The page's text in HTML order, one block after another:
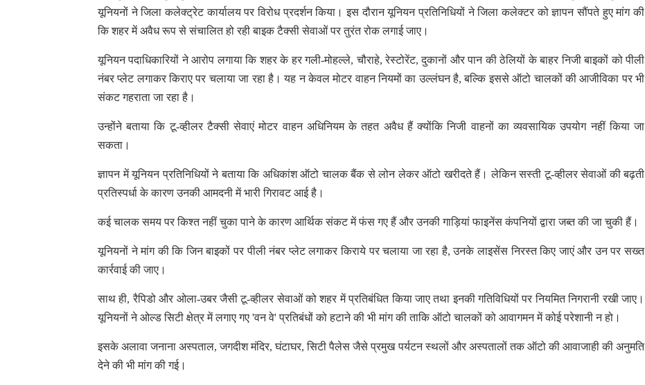
यूनियनों ने जिला कलेक्ट्रेट कार्यालय पर विरोध प्रदर्शन किया। इस दौरान यूनियन प्रतिनिधियों ने जिला कलेक्टर को ज्ञापन सौंपते हुए मांग की
कि शहर में अवैध रूप से संचालित हो रही बाइक टैक्सी सेवाओं पर तुरंत रोक लगाई जाए।
यूनियन पदाधिकारियों ने आरोप लगाया कि शहर के हर गली-मोहल्ले, चौराहे, रेस्टोरेंट, दुकानों और पान की ठेलियों के बाहर निजी बाइकों को पीली
नंबर प्लेट लगाकर किराए पर चलाया जा रहा है। यह न केवल मोटर वाहन नियमों का उल्लंघन है, बल्कि इससे ऑटो चालकों की आजीविका पर भी
संकट गहराता जा रहा है।
उन्होंने बताया कि टू-व्हीलर टैक्सी सेवाएं मोटर वाहन अधिनियम के तहत अवैध हैं क्योंकि निजी वाहनों का व्यवसायिक उपयोग नहीं किया जा
सकता।
ज्ञापन में यूनियन प्रतिनिधियों ने बताया कि अधिकांश ऑटो चालक बैंक से लोन लेकर ऑटो खरीदते हैं। लेकिन सस्ती टू-व्हीलर सेवाओं की बढ़ती
प्रतिस्पर्धा के कारण उनकी आमदनी में भारी गिरावट आई है।
कई चालक समय पर किश्त नहीं चुका पाने के कारण आर्थिक संकट में फंस गए हैं और उनकी गाड़ियां फाइनेंस कंपनियों द्वारा जब्त की जा चुकी हैं।
यूनियनों ने मांग की कि जिन बाइकों पर पीली नंबर प्लेट लगाकर किराये पर चलाया जा रहा है, उनके लाइसेंस निरस्त किए जाएं और उन पर सख्त
कार्रवाई की जाए।
साथ ही, रैपिडो और ओला-उबर जैसी टू-व्हीलर सेवाओं को शहर में प्रतिबंधित किया जाए तथा इनकी गतिविधियों पर नियमित निगरानी रखी जाए।
यूनियनों ने ओल्ड सिटी क्षेत्र में लगाए गए 'वन वे' प्रतिबंधों को हटाने की भी मांग की ताकि ऑटो चालकों को आवागमन में कोई परेशानी न हो।
इसके अलावा जनाना अस्पताल, जगदीश मंदिर, घंटाघर, सिटी पैलेस जैसे प्रमुख पर्यटन स्थलों और अस्पतालों तक ऑटो की आवाजाही की अनुमति
देने की भी मांग की गई।